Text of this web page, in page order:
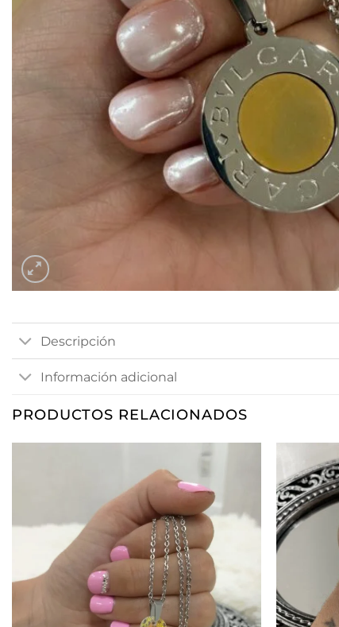
Descripción
Información adicional
PRODUCTOS RELACIONADOS